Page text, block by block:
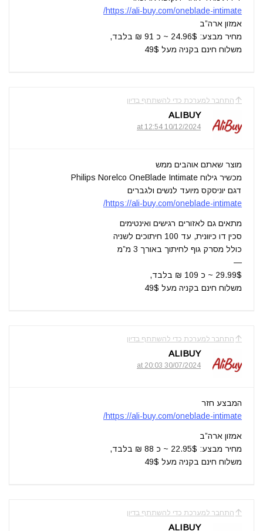
https://ali-buy.com/oneblade-intimate/
אמזון ארה”ב
מחיר מבצע: 24.96$ ~ כ 91 ₪ בלבד,
משלוח חינם בקניה מעל 49$
התחבר למערכת כדי להשתתף בדיון
ALIBUY
10/12/2024 at 12:54
מוצר שאתם אוהבים ממש
מכשיר גילוח Philips Norelco OneBlade Intimate
דגם יוניסקס מיועד לנשים ולגברים
https://ali-buy.com/oneblade-intimate/
מתאים גם לאזורים רגישים ואינטימים
סכין דו כיוונית, עד 100 חיתוכים לשניה
כולל מסרק גוף לחיתוך באורך 3 מ”מ
—
29.99$ ~ כ 109 ₪ בלבד,
משלוח חינם בקניה מעל 49$
התחבר למערכת כדי להשתתף בדיון
ALIBUY
30/07/2024 at 20:03
המבצע חזר
https://ali-buy.com/oneblade-intimate/
אמזון ארה”ב
מחיר מבצע: 22.95$ ~ כ 88 ₪ בלבד,
משלוח חינם בקניה מעל 49$
התחבר למערכת כדי להשתתף בדיון
ALIBUY